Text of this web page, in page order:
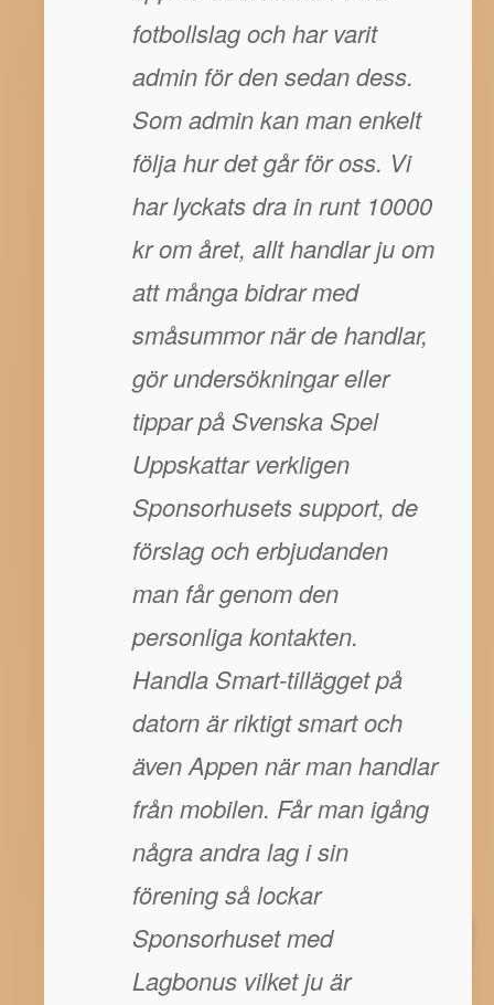
fotbollslag och har varit
admin för den sedan dess.
Som admin kan man enkelt
följa hur det går för oss. Vi
har lyckats dra in runt 10000
kr om året, allt handlar ju om
att många bidrar med
småsummor när de handlar,
gör undersökningar eller
tippar på Svenska Spel
Uppskattar verkligen
Sponsorhusets support, de
förslag och erbjudanden
man får genom den
personliga kontakten.
Handla Smart-tillägget på
datorn är riktigt smart och
även Appen när man handlar
från mobilen. Får man igång
några andra lag i sin
förening så lockar
Sponsorhuset med
Lagbonus vilket ju är